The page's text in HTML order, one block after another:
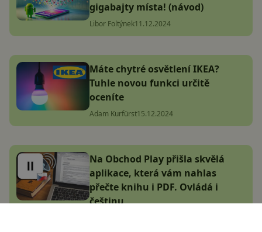
gigabajty místa! (návod)
Libor Foltýnek11.12.2024
Máte chytré osvětlení IKEA?
Tuhle novou funkci určitě
oceníte
Adam Kurfürst15.12.2024
Na Obchod Play přišla skvělá
aplikace, která vám nahlas
přečte knihu i PDF. Ovládá i
češtinu